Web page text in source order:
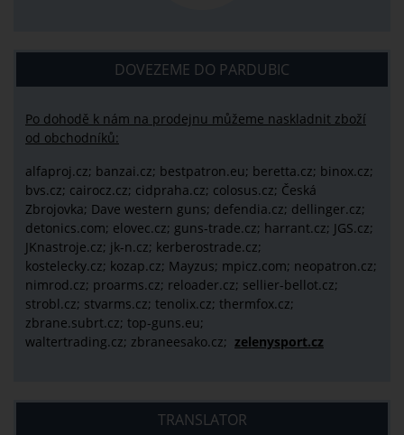
DOVEZEME DO PARDUBIC
Po dohodě k nám na prodejnu můžeme naskladnit zboží
od obchodníků:
alfaproj.cz; banzai.cz; bestpatron.eu; beretta.cz; binox.cz;
bvs.cz; cairocz.cz; cidpraha.cz; colosus.cz; Česká
Zbrojovka; Dave western guns; defendia.cz; dellinger.cz;
detonics.com; elovec.cz; guns-trade.cz; harrant.cz; JGS.cz;
JKnastroje.cz; jk-n.cz; kerberostrade.cz;
kostelecky.cz; kozap.cz; Mayzus; mpicz.com; neopatron.cz;
nimrod.cz; proarms.cz; reloader.cz; sellier-bellot.cz;
strobl.cz; stvarms.cz; tenolix.cz; thermfox.cz;
zbrane.subrt.cz; top-guns.eu;
waltertrading.cz; zbraneesako.cz; zelenysport.cz
TRANSLATOR